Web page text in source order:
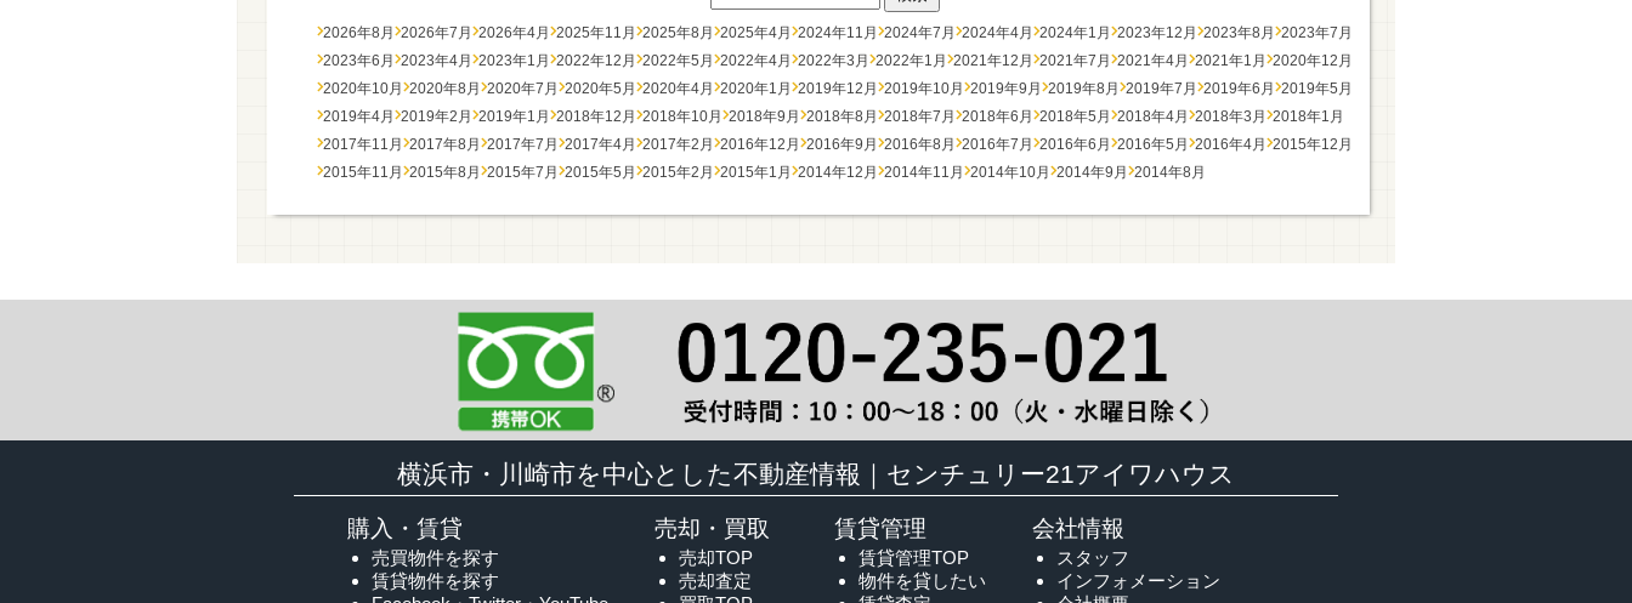
2026年8月 2026年7月 2026年4月 2025年11月 2025年8月 2025年4月 2024年11月 2024年7月 2024年4月 2024年1月 2023年12月 2023年8月 2023年7月
2023年6月 2023年4月 2023年1月 2022年12月 2022年5月 2022年4月 2022年3月 2022年1月 2021年12月 2021年7月 2021年4月 2021年1月 2020年12月
2020年10月 2020年8月 2020年7月 2020年5月 2020年4月 2020年1月 2019年12月 2019年10月 2019年9月 2019年8月 2019年7月 2019年6月 2019年5月
2019年4月 2019年2月 2019年1月 2018年12月 2018年10月 2018年9月 2018年8月 2018年7月 2018年6月 2018年5月 2018年4月 2018年3月 2018年1月
2017年11月 2017年8月 2017年7月 2017年4月 2017年2月 2016年12月 2016年9月 2016年8月 2016年7月 2016年6月 2016年5月 2016年4月 2015年12月
2015年11月 2015年8月 2015年7月 2015年5月 2015年2月 2015年1月 2014年12月 2014年11月 2014年10月 2014年9月 2014年8月
横浜市・川崎市を中心とした不動産情報｜センチュリー21アイワハウス
購入・賃貸
売買物件を探す
賃貸物件を探す
売却・買取
売却TOP
売却査定
賃貸管理
賃貸管理TOP
物件を貸したい
会社情報
スタッフ
インフォメーション